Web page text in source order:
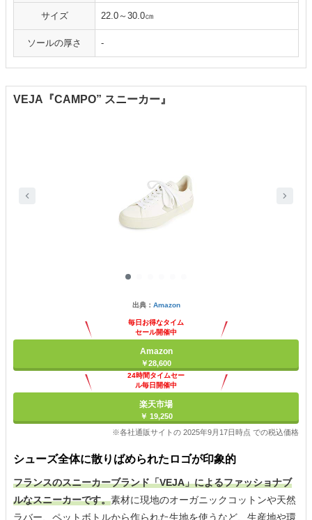
サイズ 22.0～30.0㎝
ソールの厚さ ‐
VEJA『CAMPO” スニーカー』
出典： Amazon
毎日お得なタイム
セール開催中
Amazon
￥28,600
24時間タイムセー
ル毎日開催中
楽天市場
￥ 19,250
※各社通販サイトの 2025年9月17日時点 での税込価格
シューズ全体に散りばめられたロゴが印象的
フランスのスニーカーブランド「VEJA」によるファッショナブ
ルなスニーカーです。素材に現地のオーガニックコットンや天然
ラバー、ペットボトルから作られた生地を使うなど、生産地や環